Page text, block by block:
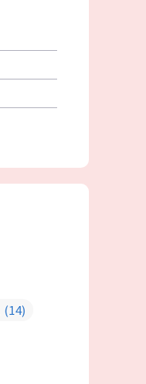
(14)